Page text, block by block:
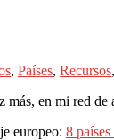
, Países, Recursos,
más, en mi red
europeo: 8